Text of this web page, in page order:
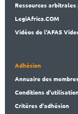
Ressources arbitrales
LegiAfrica.COM
Vidéos de l'AFAS
Adhésion
Annuaire des
Conditions
Critères d'adhésion